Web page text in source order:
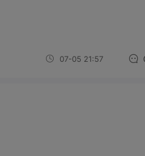
07-05 21:57